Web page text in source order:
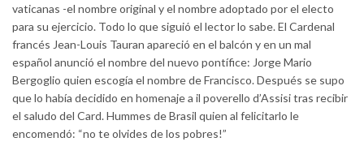
vaticanas -el nombre original y el nombre adoptado por el electo
para su ejercicio. Todo lo que siguió el lector lo sabe. El Cardenal
francés Jean-Louis Tauran apareció en el balcón y en un mal
español anunció el nombre del nuevo pontífice: Jorge Mario
Bergoglio quien escogía el nombre de Francisco. Después se supo
que lo había decidido en homenaje a il poverello d’Assisi tras recibir
el saludo del Card. Hummes de Brasil quien al felicitarlo le
encomendó: “no te olvides de los pobres!”